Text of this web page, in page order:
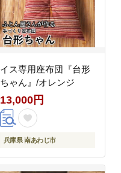
イス専用座布団『台形
ちゃん』/オレンジ
13,000円
兵庫県 南あわじ市